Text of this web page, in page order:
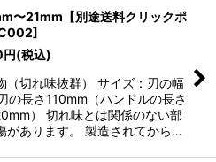
り込む
〜21mm【別途送料クリックポ
]
円(税込)
（切れ味抜群） サイズ：刃の幅
の長さ110mm（ハンドルの長さ
） 切れ味とは関係のない部
があります。 製造されてから…